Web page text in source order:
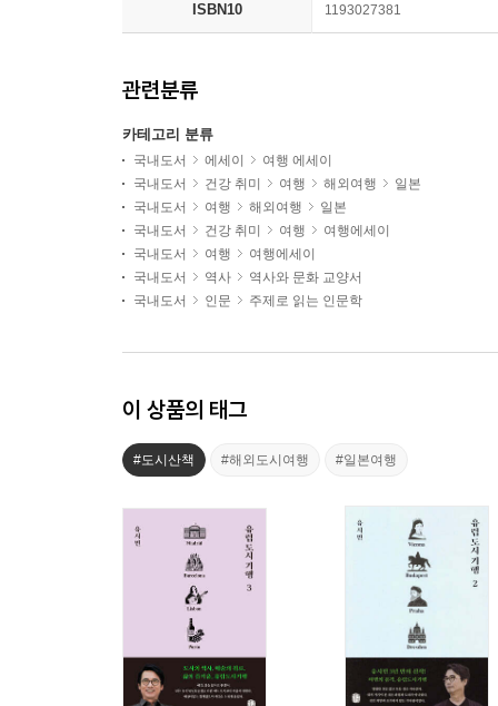
ISBN10 1193027381
관련분류
카테고리 분류
국내도서 에세이
여행 에세이
국내도서
건강 취미 여행 해외여행
일본
국내도서
여행 해외여행
일본
국내도서
건강 취미 여행
여행에세이
국내도서
여행
여행에세이
국내도서
역사
역사와 문화 교양서
국내도서
인문 주제로 읽는 인문학
이 상품의 태그
#도시산책 #해외도시여행 #일본여행